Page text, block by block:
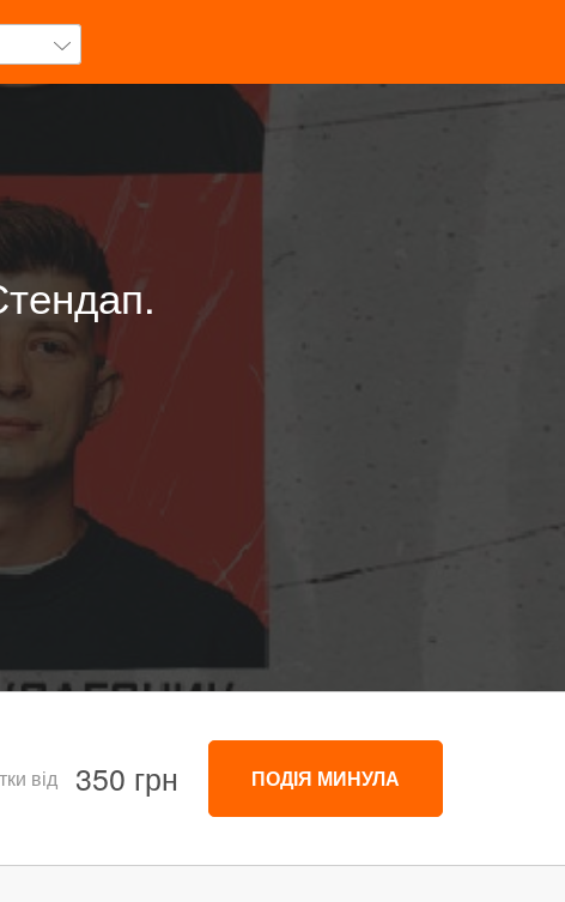
від 350 грн ПОДІЯ МИНУЛА